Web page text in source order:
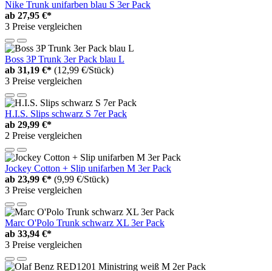
Nike Trunk unifarben blau S 3er Pack
ab 27,95 €*
3 Preise vergleichen
Boss 3P Trunk 3er Pack blau L
ab 31,19 €* (12,99 €/Stück)
3 Preise vergleichen
H.I.S. Slips schwarz S 7er Pack
ab 29,99 €*
2 Preise vergleichen
Jockey Cotton + Slip unifarben M 3er Pack
ab 23,99 €* (9,99 €/Stück)
3 Preise vergleichen
Marc O'Polo Trunk schwarz XL 3er Pack
ab 33,94 €*
3 Preise vergleichen